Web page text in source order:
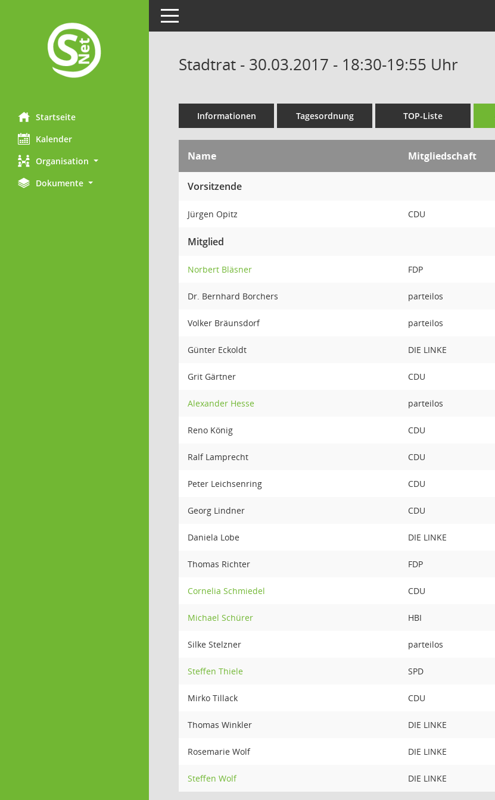
Startseite
Kalender
Organisation
Dokumente
Toggle navigation
Stadtrat - 30.03.2017 - 18:30-19:55 Uhr
Informationen Tagesordnung TOP-Liste
Name Mitgliedschaft
Vorsitzende
Jürgen Opitz CDU
Mitglied
Norbert Bläsner FDP
Dr. Bernhard Borchers parteilos
Volker Bräunsdorf parteilos
Günter Eckoldt DIE LINKE
Grit Gärtner CDU
Alexander Hesse parteilos
Reno König CDU
Ralf Lamprecht CDU
Peter Leichsenring CDU
Georg Lindner CDU
Daniela Lobe DIE LINKE
Thomas Richter FDP
Cornelia Schmiedel CDU
Michael Schürer HBI
Silke Stelzner parteilos
Steffen Thiele SPD
Mirko Tillack CDU
Thomas Winkler DIE LINKE
Rosemarie Wolf DIE LINKE
Steffen Wolf DIE LINKE